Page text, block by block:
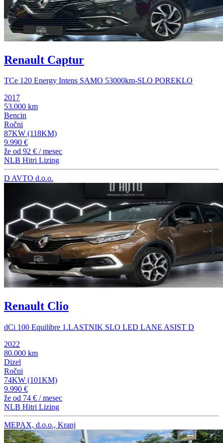
Renault Captur
TCe 120 Energy Intens SAMO 53000km-SLO POREKLO
2017
53.000 km
Bencin
Ročni
87KW (118KM)
9.990 €
že od 92 € / mesec
NLB Hitri Lizing
D AVTO d.o.o.
Renault Clio
dCi 100 Equilibre 1.LASTNIK SLO LED LANE ASIST D
2022
80.000 km
Dizel
Ročni
74KW (101KM)
9.990 €
že od 74 € / mesec
NLB Hitri Lizing
MEPAX, d.o.o., Kranj